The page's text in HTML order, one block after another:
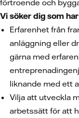
förtroende och
Vi söker dig som
Erfarenhet från
anläggning eller
gärna med
liknande med ett
Vilja att utveckla
arbetssätt för att